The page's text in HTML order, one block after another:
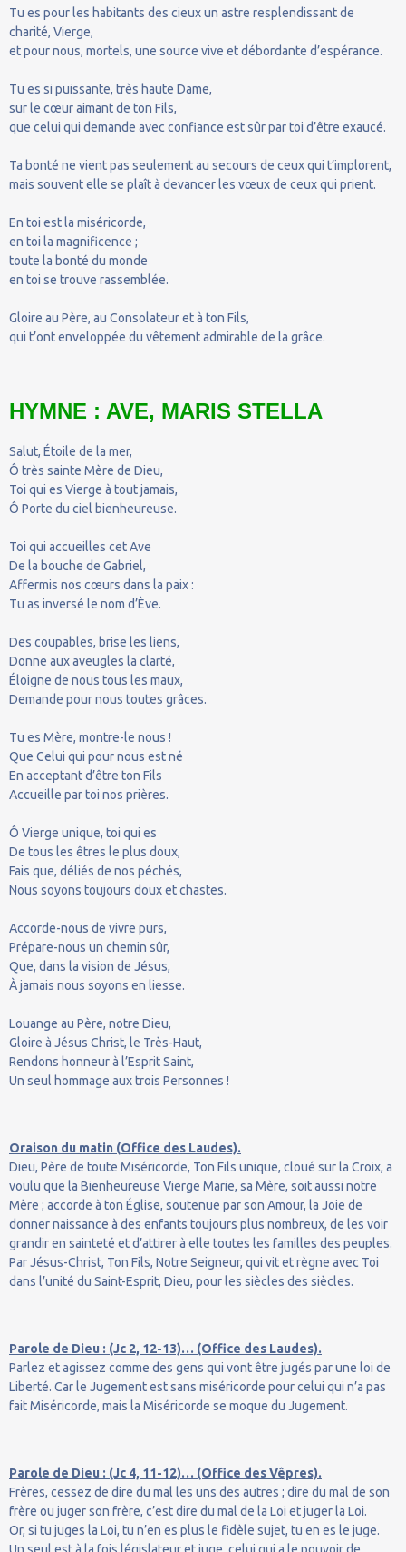
Tu es pour les habitants des cieux un astre resplendissant de
charité, Vierge,
et pour nous, mortels, une source vive et débordante d’espérance.
Tu es si puissante, très haute Dame,
sur le cœur aimant de ton Fils,
que celui qui demande avec confiance est sûr par toi d’être exaucé.
Ta bonté ne vient pas seulement au secours de ceux qui t’implorent,
mais souvent elle se plaît à devancer les vœux de ceux qui prient.
En toi est la miséricorde,
en toi la magnificence ;
toute la bonté du monde
en toi se trouve rassemblée.
Gloire au Père, au Consolateur et à ton Fils,
qui t’ont enveloppée du vêtement admirable de la grâce.
HYMNE : AVE, MARIS STELLA
Salut, Étoile de la mer,
Ô très sainte Mère de Dieu,
Toi qui es Vierge à tout jamais,
Ô Porte du ciel bienheureuse.
Toi qui accueilles cet Ave
De la bouche de Gabriel,
Affermis nos cœurs dans la paix :
Tu as inversé le nom d’Ève.
Des coupables, brise les liens,
Donne aux aveugles la clarté,
Éloigne de nous tous les maux,
Demande pour nous toutes grâces.
Tu es Mère, montre-le nous !
Que Celui qui pour nous est né
En acceptant d’être ton Fils
Accueille par toi nos prières.
Ô Vierge unique, toi qui es
De tous les êtres le plus doux,
Fais que, déliés de nos péchés,
Nous soyons toujours doux et chastes.
Accorde-nous de vivre purs,
Prépare-nous un chemin sûr,
Que, dans la vision de Jésus,
À jamais nous soyons en liesse.
Louange au Père, notre Dieu,
Gloire à Jésus Christ, le Très-Haut,
Rendons honneur à l’Esprit Saint,
Un seul hommage aux trois Personnes !
Oraison du matin (Office des Laudes).
Dieu, Père de toute Miséricorde, Ton Fils unique, cloué sur la Croix, a
voulu que la Bienheureuse Vierge Marie, sa Mère, soit aussi notre
Mère ; accorde à ton Église, soutenue par son Amour, la Joie de
donner naissance à des enfants toujours plus nombreux, de les voir
grandir en sainteté et d’attirer à elle toutes les familles des peuples.
Par Jésus-Christ, Ton Fils, Notre Seigneur, qui vit et règne avec Toi
dans l’unité du Saint-Esprit, Dieu, pour les siècles des siècles.
Parole de Dieu : (Jc 2, 12-13)… (Office des Laudes).
Parlez et agissez comme des gens qui vont être jugés par une loi de
Liberté. Car le Jugement est sans miséricorde pour celui qui n’a pas
fait Miséricorde, mais la Miséricorde se moque du Jugement.
Parole de Dieu : (Jc 4, 11-12)… (Office des Vêpres).
Frères, cessez de dire du mal les uns des autres ; dire du mal de son
frère ou juger son frère, c’est dire du mal de la Loi et juger la Loi.
Or, si tu juges la Loi, tu n’en es plus le fidèle sujet, tu en es le juge.